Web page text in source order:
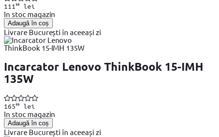
111 99lei
In stoc magazin
Adaugă în coș
Livrare București în aceeași zi
Incarcator Lenovo ThinkBook 15-IMH
135W
16599lei
In stoc magazin
Adaugă în coș
Livrare București în aceeași zi